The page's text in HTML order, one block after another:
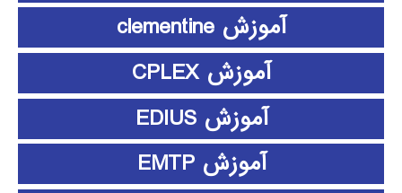
آموزش clementine
آموزش CPLEX
آموزش EDIUS
آموزش EMTP